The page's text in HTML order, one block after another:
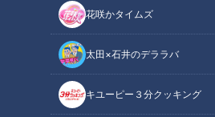
花咲かタイムズ
太田×石井のデララバ
キユーピー３分クッキング
チャント！